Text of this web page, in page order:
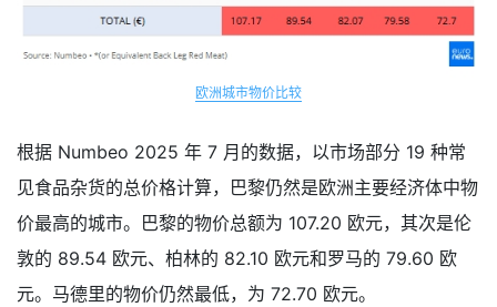
欧洲城市物价比较
根据 Numbeo 2025 年 7 月的数据，以市场部分 19 种常
见食品杂货的总价格计算，巴黎仍然是欧洲主要经济体中物
价最高的城市。巴黎的物价总额为 107.20 欧元，其次是伦
敦的 89.54 欧元、柏林的 82.10 欧元和罗马的 79.60 欧
元。马德里的物价仍然最低，为 72.70 欧元。